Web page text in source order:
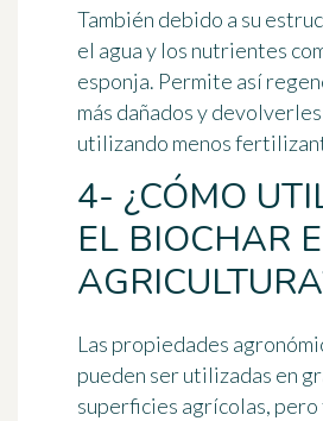
También debido a su
el agua y los nutrientes
esponja. Permite así
más dañados y
utilizando menos
4- ¿CÓMO
EL BIOCHAR
Las propiedades
pueden ser utilizadas en
superficies agrícolas, pero